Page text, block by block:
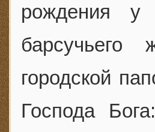
рождения
городской
Господа